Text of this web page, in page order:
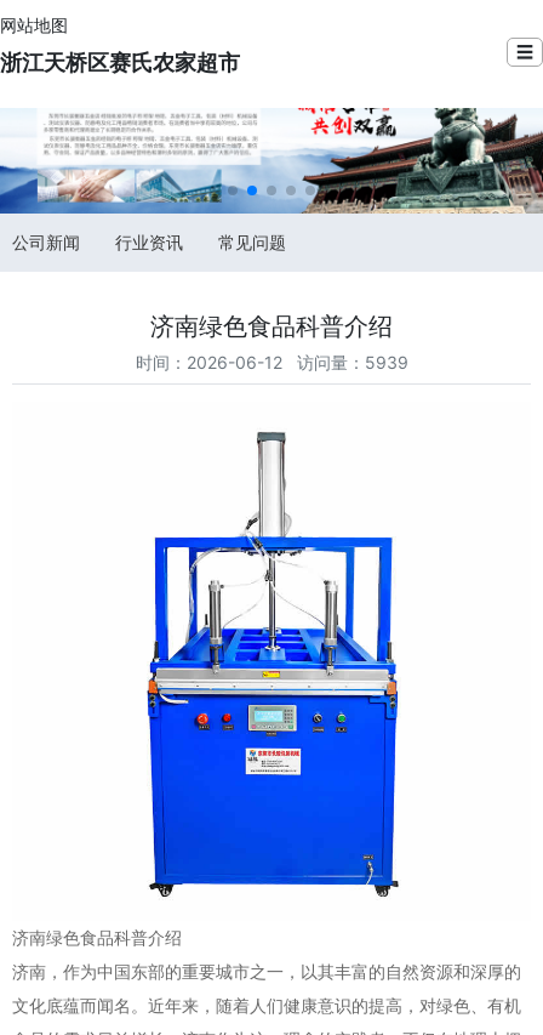
网站地图
浙江天桥区赛氏农家超市 ☰
公司新闻 行业资讯 常见问题
济南绿色食品科普介绍
时间：2026-06-12 访问量：5939
济南绿色食品科普介绍
济南，作为中国东部的重要城市之一，以其丰富的自然资源和深厚的
文化底蕴而闻名。近年来，随着人们健康意识的提高，对绿色、有机